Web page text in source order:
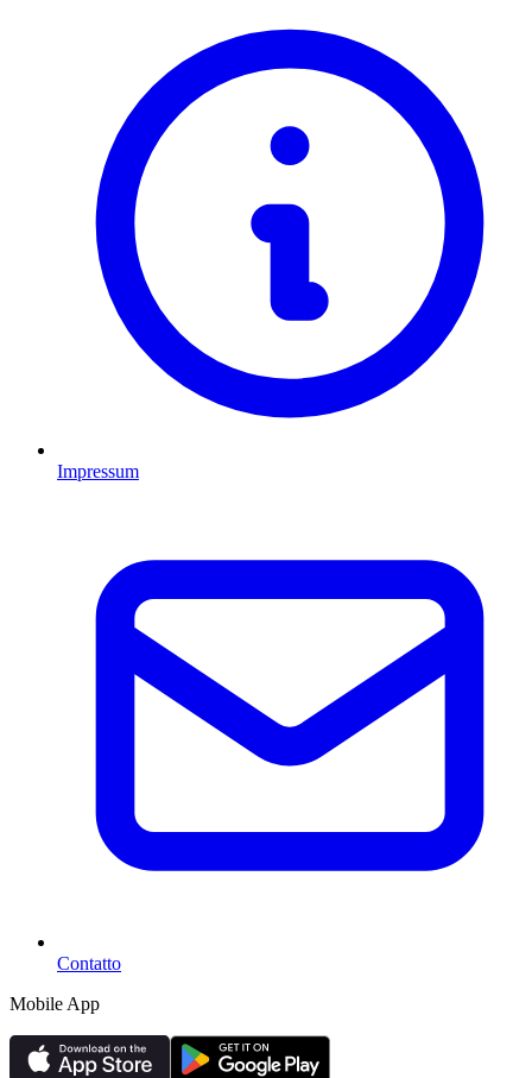
Impressum
Contatto
Mobile App